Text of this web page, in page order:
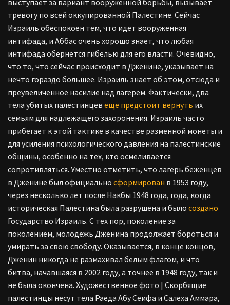
выступает за вариант вооруженной борьбы, вызывает
тревогу по всей оккупированной Палестине. Сейчас
Израиль обеспокоен тем, что идет вооруженная
интифада, и Аббас очень хорошо знает, что любая
интифада обернется гибелью для его власти. Очевидно,
что то, что сейчас происходит в Дженине, указывает на
нечто гораздо большее. Израиль знает об этом, отсюда и
преувеличенное насилие над лагерем. Фактически, два
тела убитых палестинцев еще предстоит вернуть их
семьям для надлежащего захоронения. Израиль часто
прибегает к этой тактике в качестве разменной монеты и
для усиления психологического давления на палестинские
общины, особенно на тех, кто осмеливается
сопротивляться. Уместно отметить, что лагерь беженцев
в Дженине был официально сформирован в 1953 году,
через несколько лет после Накбы 1948 года, года, когда
историческая Палестина была разрушена и было создано
Государство Израиль. С тех пор, поколение за
поколением, молодежь Дженина продолжает бороться и
умирать за свою свободу. Оказывается, в конце концов,
Дженин никогда не размахивал белым флагом, и что
битва, начавшаяся в 2002 году, а точнее в 1948 году, так и
не была окончена. Художественное фото | Скорбящие
палестинцы несут тела Раеда Абу Сеифа и Салеха Аммара,